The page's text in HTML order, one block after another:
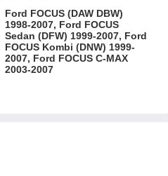
Ford FOCUS (DAW DBW)
1998-2007, Ford FOCUS
Sedan (DFW) 1999-2007, Ford
FOCUS Kombi (DNW) 1999-
2007, Ford FOCUS C-MAX
2003-2007